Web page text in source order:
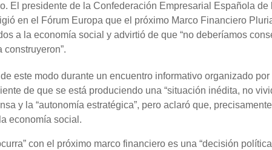
El presidente de la Confederación Empresarial Española
en el Fórum Europa que el próximo Marco Financiero
a la economía social y advirtió de que “no deberíamos
este modo durante un encuentro informativo organizado
de que se está produciendo una “situación inédita, no
y la “autonomía estratégica”, pero aclaró que,
economía social.
con el próximo marco financiero es una “decisión